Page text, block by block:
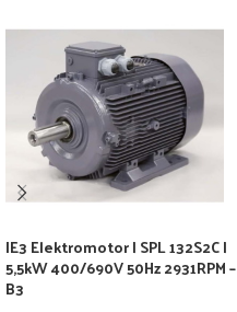
IE3 Elektromotor | SPL 132S2C |
5,5kW 400/690V 50Hz 2931RPM –
B3